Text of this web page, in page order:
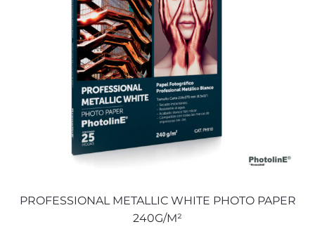
PROFESSIONAL METALLIC WHITE PHOTO PAPER
240G/M²